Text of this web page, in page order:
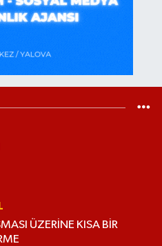
ÜZERİNE KISA BİR